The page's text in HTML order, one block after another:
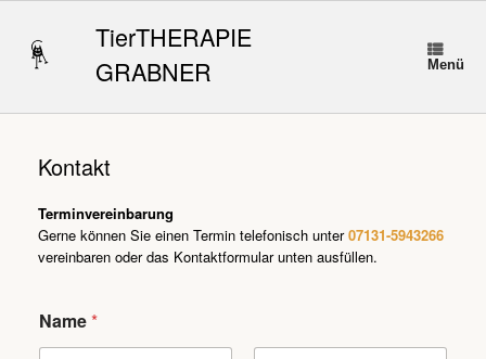
springen
TierTHERAPIE
GRABNER
Menü
Kontakt
Terminvereinbarung
Gerne können Sie einen Termin telefonisch unter07131-5943266
vereinbaren oder das Kontaktformular unten ausfüllen.
E
-
Name*